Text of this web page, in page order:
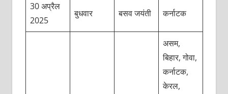
30 अप्रैल
2025
बुधवार बसव जयंती कर्नाटक
असम,
बिहार, गोवा,
कर्नाटक,
केरल,